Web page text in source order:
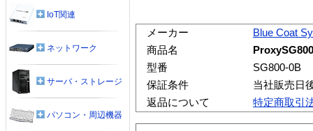
メーカー
Blue Coat
商品名
型番
SG800-0B
保証条件
当社販売日
返品について
特定商取引
IoT関連
ネットワーク
サーバ・ストレージ
パソコン・周辺機器